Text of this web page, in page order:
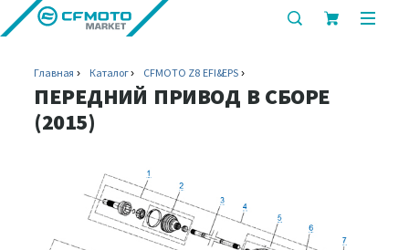
показать
поиска
Главная Каталог CFMOTO Z8 EFI&EPS
ПЕРЕДНИЙ ПРИВОД В СБОРЕ
(2015)